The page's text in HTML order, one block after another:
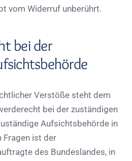
vom Widerruf unberührt.
bei der
Verstöße steht dem
bei der zuständigen
Aufsichtsbehörde in
Fragen ist der
des Bundeslandes, in